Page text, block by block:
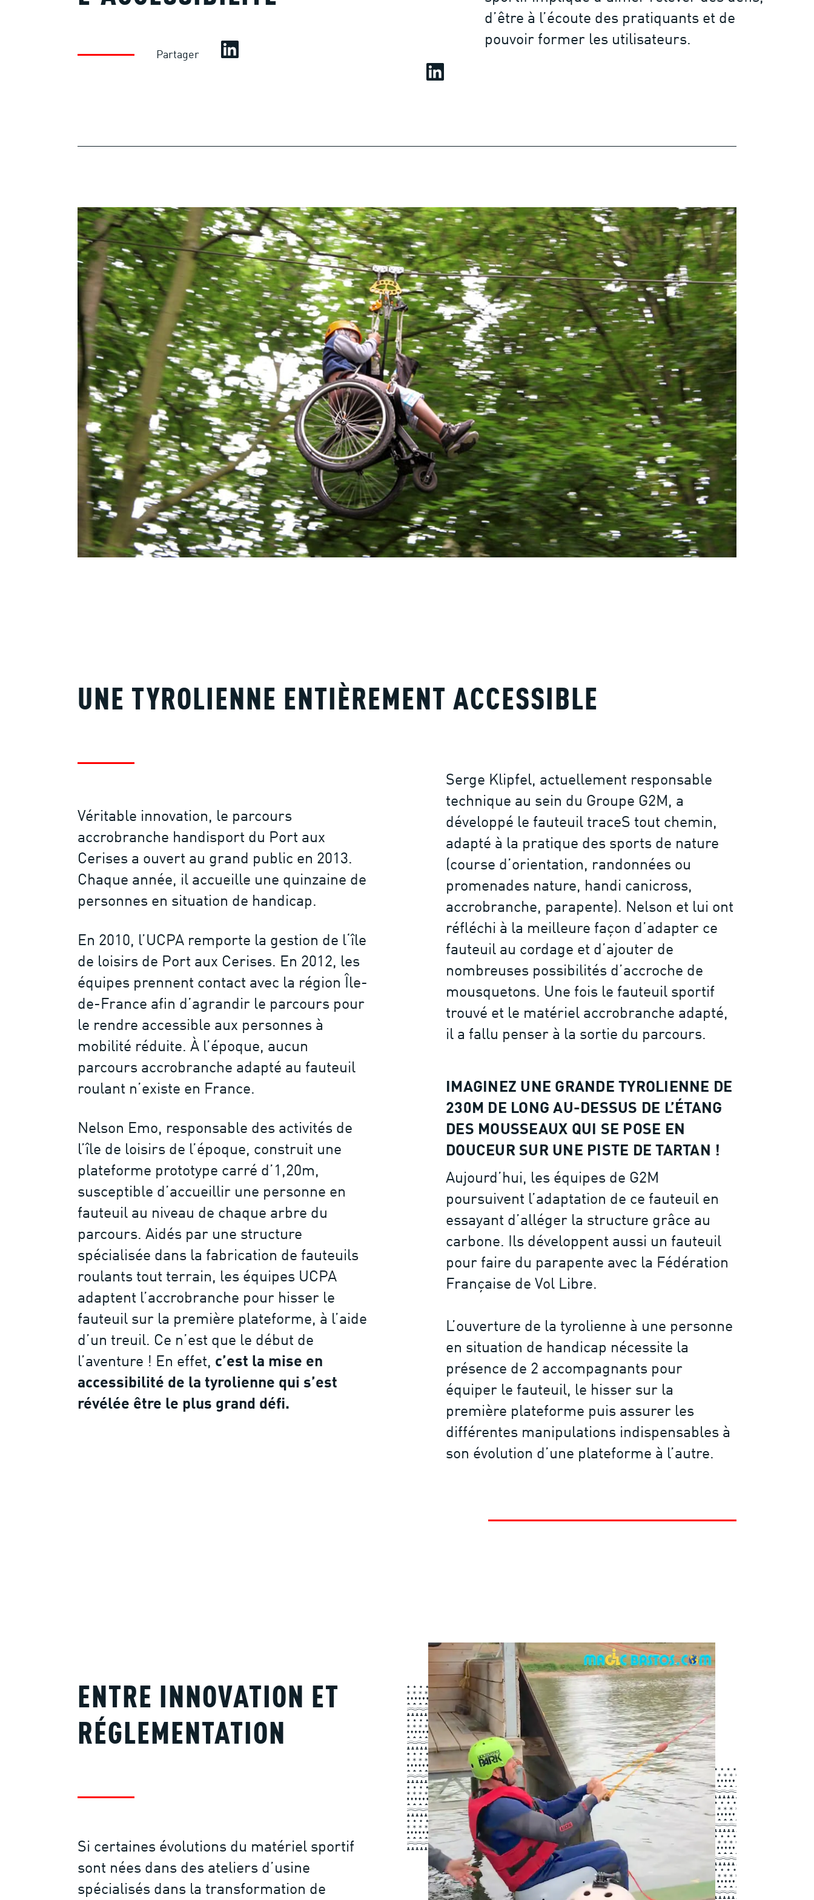
d’être à l’écoute des pratiquants et de
pouvoir former les utilisateurs.
Partager
UNE TYROLIENNE ENTIÈREMENT ACCESSIBLE
Véritable innovation, le parcours
accrobranche handisport du Port aux
Cerises a ouvert au grand public en 2013.
Chaque année, il accueille une quinzaine de
personnes en situation de handicap.
En 2010, l’UCPA remporte la gestion de l‘île
de loisirs de Port aux Cerises. En 2012, les
équipes prennent contact avec la région Île-
de-France afin d’agrandir le parcours pour
le rendre accessible aux personnes à
mobilité réduite. À l’époque, aucun
parcours accrobranche adapté au fauteuil
roulant n’existe en France.
Nelson Emo, responsable des activités de
l’île de loisirs de l’époque, construit une
plateforme prototype carré d’1,20m,
susceptible d’accueillir une personne en
fauteuil au niveau de chaque arbre du
parcours. Aidés par une structure
spécialisée dans la fabrication de fauteuils
roulants tout terrain, les équipes UCPA
adaptent l’accrobranche pour hisser le
fauteuil sur la première plateforme, à l’aide
d’un treuil. Ce n’est que le début de
l’aventure ! En effet, c’est la mise en
accessibilité de la tyrolienne qui s’est
révélée être le plus grand défi.
Serge Klipfel, actuellement responsable
technique au sein du Groupe G2M, a
développé le fauteuil traceS tout chemin,
adapté à la pratique des sports de nature
(course d’orientation, randonnées ou
promenades nature, handi canicross,
accrobranche, parapente). Nelson et lui ont
réfléchi à la meilleure façon d’adapter ce
fauteuil au cordage et d’ajouter de
nombreuses possibilités d’accroche de
mousquetons. Une fois le fauteuil sportif
trouvé et le matériel accrobranche adapté,
il a fallu penser à la sortie du parcours.
IMAGINEZ UNE GRANDE TYROLIENNE DE
230M DE LONG AU-DESSUS DE L’ÉTANG
DES MOUSSEAUX QUI SE POSE EN
DOUCEUR SUR UNE PISTE DE TARTAN !
Aujourd’hui, les équipes de G2M
poursuivent l’adaptation de ce fauteuil en
essayant d’alléger la structure grâce au
carbone. Ils développent aussi un fauteuil
pour faire du parapente avec la Fédération
Française de Vol Libre.
L’ouverture de la tyrolienne à une personne
en situation de handicap nécessite la
présence de 2 accompagnants pour
équiper le fauteuil, le hisser sur la
première plateforme puis assurer les
différentes manipulations indispensables à
son évolution d’une plateforme à l’autre.
ENTRE INNOVATION ET
RÉGLEMENTATION
Si certaines évolutions du matériel sportif
sont nées dans des ateliers d’usine
spécialisés dans la transformation de